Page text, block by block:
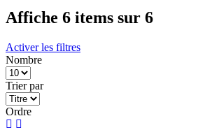
Affiche 6 items sur 6
Activer les filtres
Nombre
Trier par
Ordre